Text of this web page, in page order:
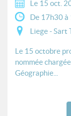
Le 15 oct.
De 17h30 à
Liege - Sart
Le 15 octobre
nommée
Géographie...